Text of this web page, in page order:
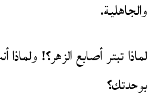
والجاهلية.
لماذا تبتر أصابع الزهر؟!
بوحدتك؟